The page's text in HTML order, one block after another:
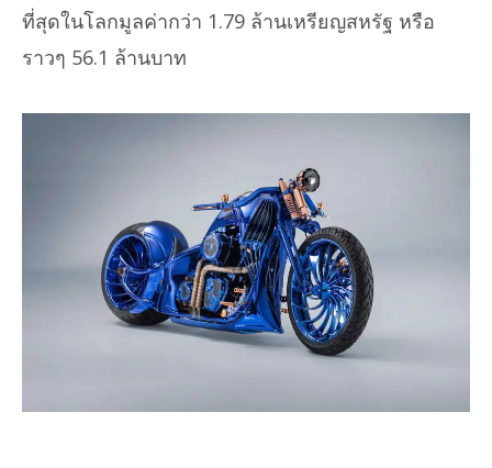
ที่สุดในโลกมูลค่ากว่า 1.79 ล้านเหรียญสหรัฐ หรือ
ราวๆ 56.1 ล้านบาท